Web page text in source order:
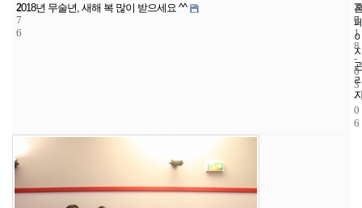
2
7
6
2018년 무술년, 새해 복 많이 받으세요 ^^
7
7
2
0
1
8
-
0
3
-
0
6